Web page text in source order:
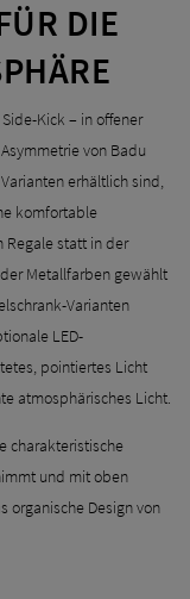
DIE
Kick – in offener
von Badu
erhältlich sind,
komfortable
Regale statt in der
Metallfarben gewählt
Varianten
LED-
pointiertes Licht
atmosphärisches Licht.
charakteristische
und mit oben
organische Design von